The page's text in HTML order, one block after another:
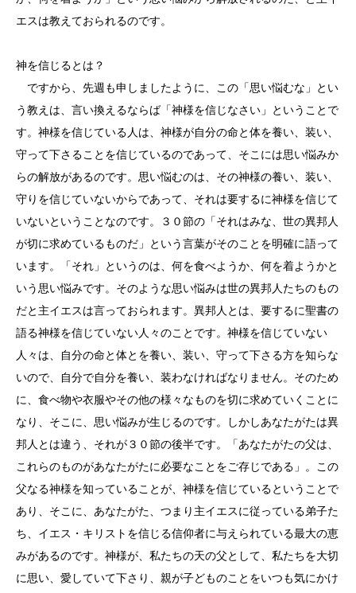
エスは教えておられるのです。
神を信じるとは？
ですから、先週も申しましたように、この「思い悩むな」とい
う教えは、言い換えるならば「神様を信じなさい」ということで
す。神様を信じている人は、神様が自分の命と体を養い、装い、
守って下さることを信じているのであって、そこには思い悩みか
らの解放があるのです。思い悩むのは、その神様の養い、装い、
守りを信じていないからであって、それは要するに神様を信じて
いないということなのです。３０節の「それはみな、世の異邦人
が切に求めているものだ」という言葉がそのことを明確に語って
います。「それ」というのは、何を食べようか、何を着ようかと
いう思い悩みです。そのような思い悩みは世の異邦人たちのもの
だと主イエスは言っておられます。異邦人とは、要するに聖書の
語る神様を信じていない人々のことです。神様を信じていない
人々は、自分の命と体とを養い、装い、守って下さる方を知らな
いので、自分で自分を養い、装わなければなりません。そのため
に、食べ物や衣服やその他の様々なものを切に求めていくことに
なり、そこに、思い悩みが生じるのです。しかしあなたがたは異
邦人とは違う、それが３０節の後半です。「あなたがたの父は、
これらのものがあなたがたに必要なことをご存じである」。この
父なる神様を知っていることが、神様を信じているということで
あり、そこに、あなたがた、つまり主イエスに従っている弟子た
ち、イエス・キリストを信じる信仰者に与えられている最大の恵
みがあるのです。神様が、私たちの天の父として、私たちを大切
に思い、愛していて下さり、親が子どものことをいつも気にかけ